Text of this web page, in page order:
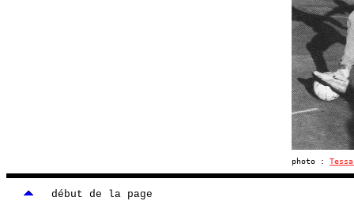
photo :
début de la page